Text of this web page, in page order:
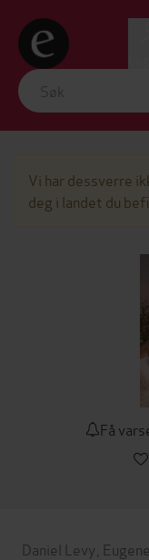
Vi har dessverre
deg i landet du
Få
Daniel Levy